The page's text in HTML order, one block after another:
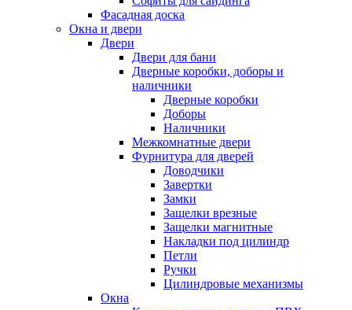
Фасадная доска
Окна и двери
Двери
Двери для бани
Дверные коробки, доборы и
наличники
Дверные коробки
Доборы
Наличники
Межкомнатные двери
Фурнитура для дверей
Доводчики
Завертки
Замки
Защелки врезные
Защелки магнитные
Накладки под цилиндр
Петли
Ручки
Цилиндровые механизмы
Окна